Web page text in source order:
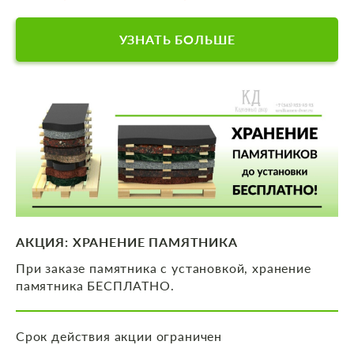
УЗНАТЬ БОЛЬШЕ
АКЦИЯ: ХРАНЕНИЕ ПАМЯТНИКА
При заказе памятника с установкой, хранение
памятника БЕСПЛАТНО.
Срок действия акции ограничен